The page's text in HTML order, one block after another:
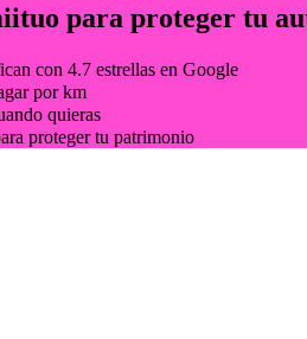
para proteger tu
con 4.7 estrellas en Google
por km
quieras
proteger tu patrimonio